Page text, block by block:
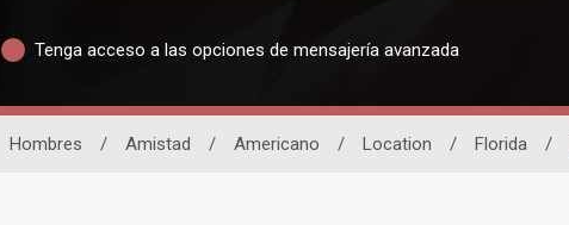
Tenga acceso a las opciones de mensajería avanzada
Hombres / Amistad / Americano / Location / Florida /